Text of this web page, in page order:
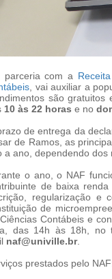
parceria com a
, vai auxiliar a
são
10 às 22 horas e no
de entrega da
de Ramos, as
a ano, dependendo dos
o ano, o NAF
de baixa
regularização e
de
Contábeis e
das 14h às 18h, no
naf@univille.br.
prestados pelo